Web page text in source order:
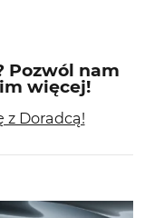
Pozwól nam
więcej!
z Doradcą!